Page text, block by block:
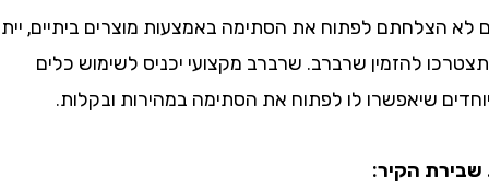
לפתוח את הסתימה באמצעות מוצרים ביתיים, ייתכן
להזמין שרברב. שרברב מקצועי יכניס לשימוש כלים
שיאפשרו לו לפתוח את הסתימה במהירות ובקלות.